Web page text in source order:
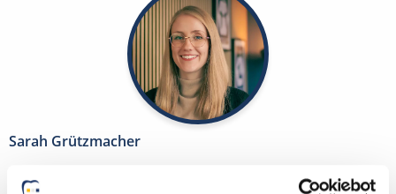
Sarah Grützmacher
Ansprechpartnerin